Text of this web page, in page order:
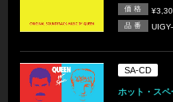
価 格
品 番
SA-CD
ホット・スペ